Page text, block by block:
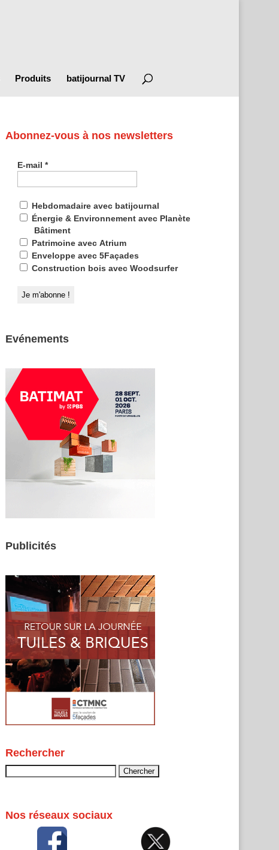
Produits batijournal TV
Abonnez-vous à nos newsletters
E-mail*
Hebdomadaire avec batijournal
Énergie & Environnement avec Planète
Bâtiment
Patrimoine avec Atrium
Enveloppe avec 5Façades
Construction bois avec Woodsurfer
Evénements
Publicités
Rechercher
Nos réseaux sociaux